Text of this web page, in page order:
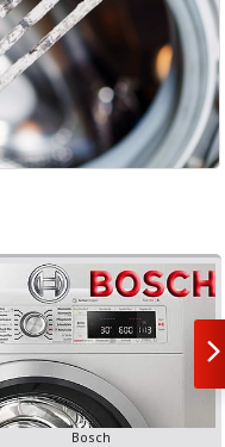
Bosch